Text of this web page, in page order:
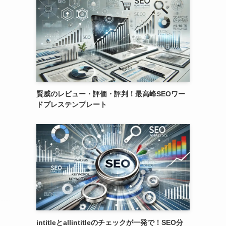
賢威のレビュー・評価・評判！最高峰SEOワー
ドプレステンプレート
intitleとallintitleのチェックが一発で！SEO分